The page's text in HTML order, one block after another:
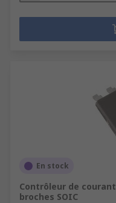
En stock
Contrôleur de
broches SOIC